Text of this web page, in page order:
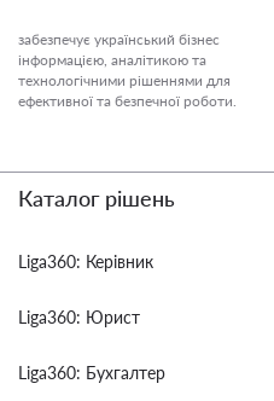
забезпечує український бізнес
інформацією, аналітикою та
технологічними рішеннями для
ефективної та безпечної роботи.
Каталог рішень
Liga360: Керівник
Liga360: Юрист
Liga360: Бухгалтер